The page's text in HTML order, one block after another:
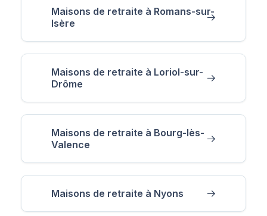
Maisons de retraite à Romans-sur-
Isère
Maisons de retraite à Loriol-sur-
Drôme
Maisons de retraite à Bourg-lès-
Valence
Maisons de retraite à Nyons